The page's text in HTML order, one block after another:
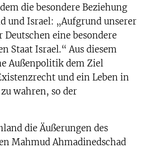
die besondere Beziehung
und Israel: „Aufgrund unserer
eine besondere
Staat Israel.“ Aus diesem
Außenpolitik dem Ziel
und ein Leben in
wahren, so der
die Äußerungen des
Mahmud Ahmadinedschad